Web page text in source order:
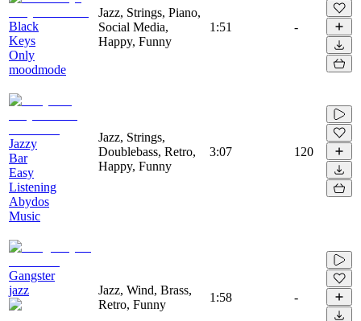
Black
Keys
Only
moodmode
Jazz, Strings, Piano,
Social Media,
Happy, Funny
1:51 -
Jazzy
Bar
Easy
Listening
Abydos
Music
Jazz, Strings,
Doublebass, Retro,
Happy, Funny
3:07 120
Gangster
jazz
Jazz, Wind, Brass,
Retro, Funny
1:58 -